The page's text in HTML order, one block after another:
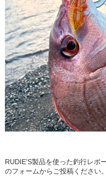
RUDIE’S製品を使った釣行レポ
のフォームからご投稿ください。